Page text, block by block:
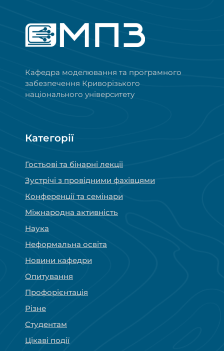
Кафедра моделювання та програмного
забезпечення Криворізького
національного університету
Категорії
Гостьові та бінарні лекції
Зустрічі з провідними фахівцями
Конференції та семінари
Міжнародна активність
Наука
Неформальна освіта
Новини кафедри
Опитування
Профорієнтація
Різне
Студентам
Цікаві події